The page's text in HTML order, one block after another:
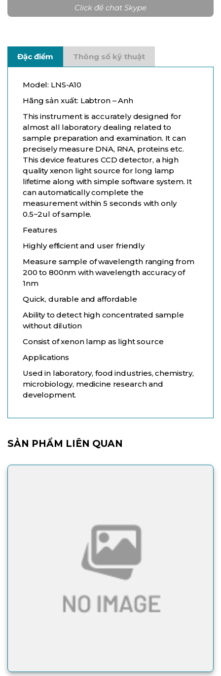
Click để chat Skype
Đặc điểm Thông số kỹ thuật
Model: LNS-A10
Hãng sản xuất: Labtron – Anh
This instrument is accurately designed for
almost all laboratory dealing related to
sample preparation and examination. It can
precisely measure DNA, RNA, proteins etc.
This device features CCD detector, a high
quality xenon light source for long lamp
lifetime along with simple software system. It
can automatically complete the
measurement within 5 seconds with only
0.5~2ul of sample.
Features
Highly efficient and user friendly
Measure sample of wavelength ranging from
200 to 800nm with wavelength accuracy of
1nm
Quick, durable and affordable
Ability to detect high concentrated sample
without dilution
Consist of xenon lamp as light source
Applications
Used in laboratory, food industries, chemistry,
microbiology, medicine research and
development.
SẢN PHẨM LIÊN QUAN